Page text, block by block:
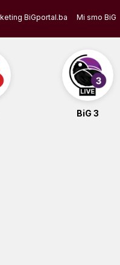
BiGportal.ba Mi smo BiG
BiG 3